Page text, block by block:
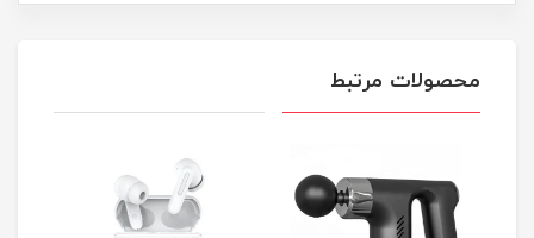
محصولات مرتبط